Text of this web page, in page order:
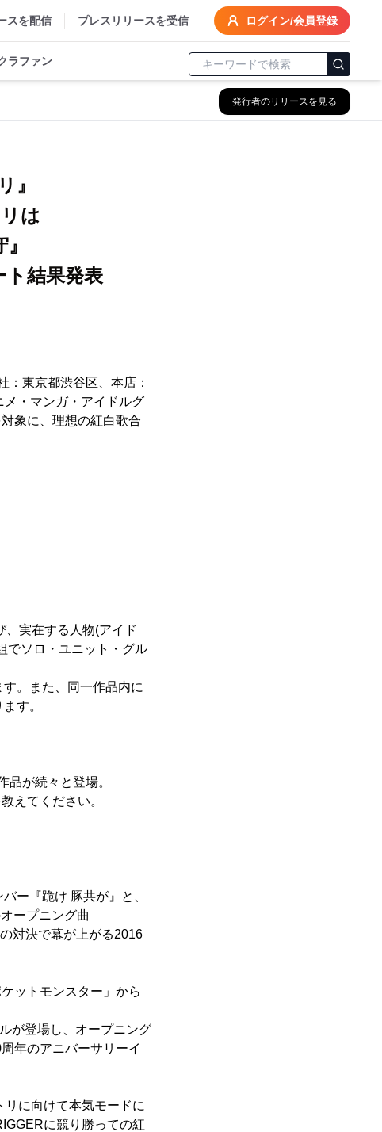
スを配信 プレスリリースを受信 ログイン/会員登録
ラファン
発行者のリリースを見る
』
は
結果発表
東京都渋谷区、本店：
・マンガ・アイドルグ
象に、理想の紅白歌合
実在する人物(アイド
でソロ・ユニット・グル
。また、同一作品内に
す。
が続々と登場。
えてください。
ー『跪け 豚共が』と、
ープニング曲
対決で幕が上がる2016
ットモンスター」から
が登場し、オープニング
年のアニバーサリーイ
に向けて本気モードに
に競り勝っての紅